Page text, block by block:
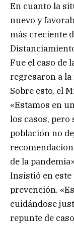
En cuanto la
nuevo y
más creciente
Fue el caso de
regresaron a la
Sobre esto, el
«Estamos en
los casos,
población no
de la
Insistió en
prevención.
cuidándose
repunte de